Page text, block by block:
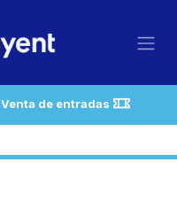
Venta de entradas